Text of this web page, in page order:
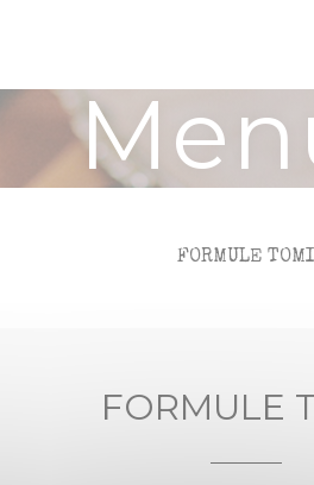
FORMULE TOMI
FORMULE